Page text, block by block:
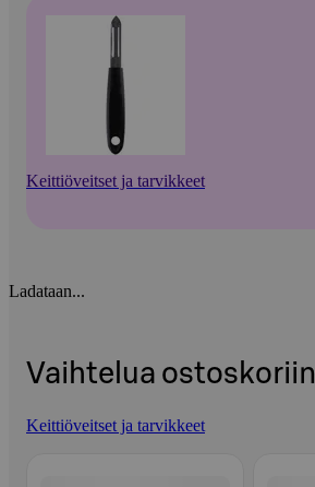
Keittiöveitset ja tarvikkeet
Ladataan...
Vaihtelua ostoskoriin
Keittiöveitset ja tarvikkeet